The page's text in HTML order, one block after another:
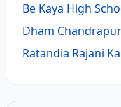
Be Kaya High
Dham
Ratandia Rajani